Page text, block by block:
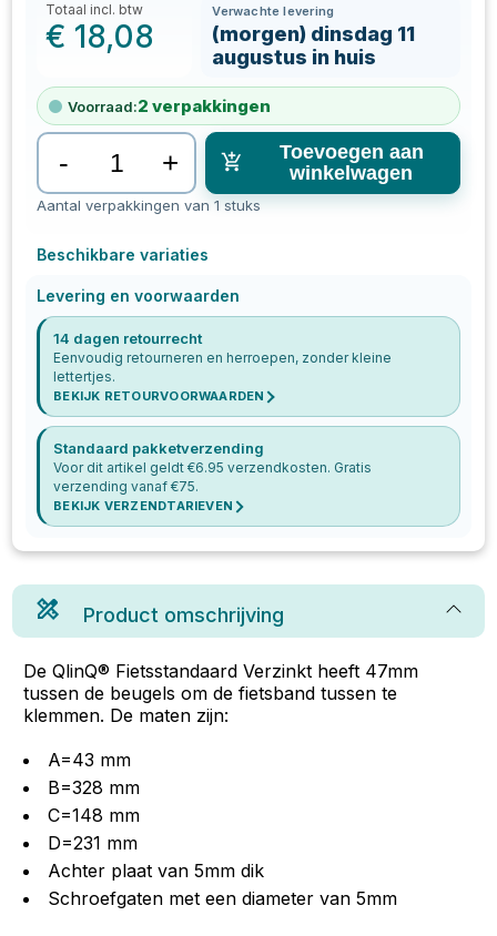
Totaal incl. btw
€ 18,08
Verwachte levering
(morgen) dinsdag 11
augustus in huis
Voorraad:2 verpakkingen
- +
Toevoegen aan
winkelwagen
Aantal verpakkingen van 1 stuks
Beschikbare variaties
Levering en voorwaarden
14 dagen retourrecht
Eenvoudig retourneren en herroepen, zonder kleine
lettertjes.
BEKIJK RETOURVOORWAARDEN
Standaard pakketverzending
Voor dit artikel geldt €6.95 verzendkosten. Gratis
verzending vanaf €75.
BEKIJK VERZENDTARIEVEN
Product omschrijving
De QlinQ® Fietsstandaard Verzinkt heeft 47mm
tussen de beugels om de fietsband tussen te
klemmen. De maten zijn:
A=43 mm
B=328 mm
C=148 mm
D=231 mm
Achter plaat van 5mm dik
Schroefgaten met een diameter van 5mm